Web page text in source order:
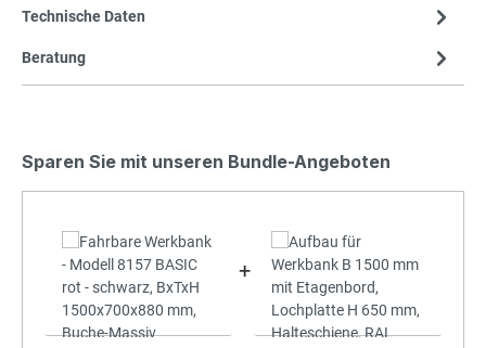
Technische Daten
Beratung
Sparen Sie mit unseren Bundle-Angeboten
+